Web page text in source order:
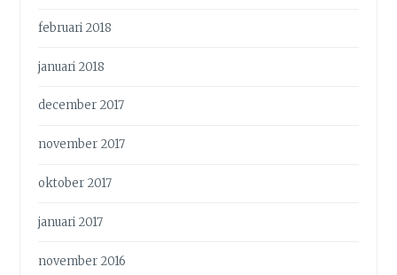
februari 2018
januari 2018
december 2017
november 2017
oktober 2017
januari 2017
november 2016